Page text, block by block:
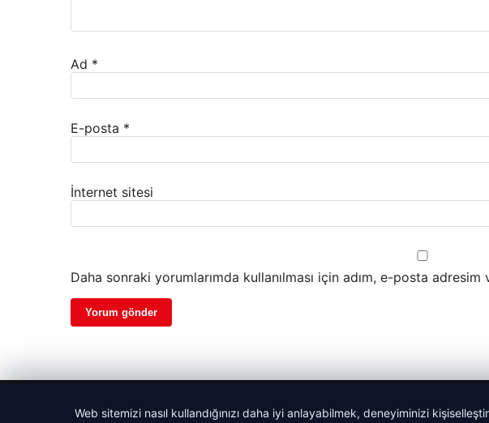
Ad *
E-posta *
İnternet sitesi
Daha sonraki yorumlarımda kullanılması için adım, e-posta
Web sitemizi nasıl kullandığınızı daha iyi anlayabilmek, deneyiminizi